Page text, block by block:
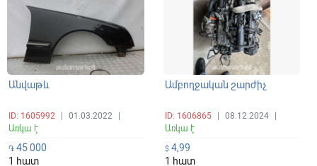
Անվաթև
ID: 1605992 01.03.2022
Առկա է
֏ 45 000
1 հատ
Ամբողջական շարժիչ
ID: 1606865 08.12.2024
Առկա է
$4,99
1 հատ